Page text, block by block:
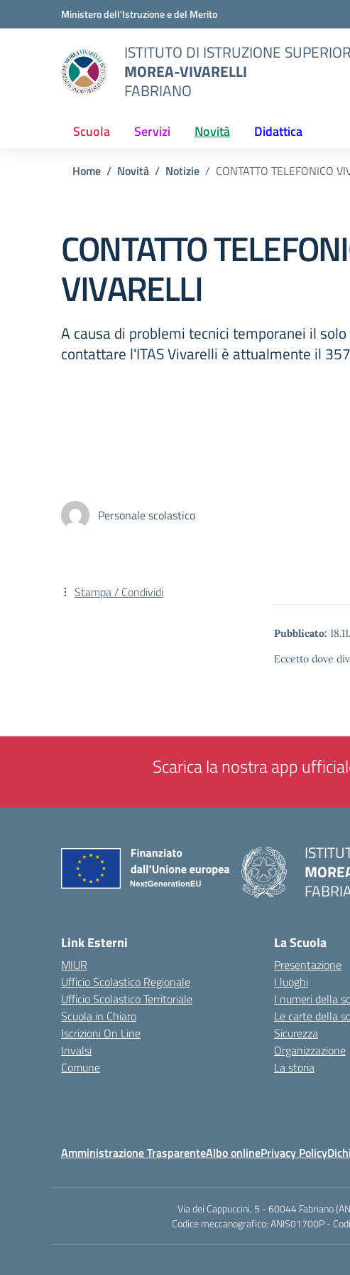
Vai ai contenuti
Vai al menu di navigazioneMinistero dell'Istruzione e del Merito
ISTITUTO DI ISTRUZIONE
MOREA-VIVARELLI
FABRIANO
Scuola Servizi Novità Didattica
Home Novità Notizie CONTATTO TELEFONICO
CONTATTO
VIVARELLI
A causa di problemi tecnici temporanei il
contattare l'ITAS Vivarelli è attualmente il
Personale scolastico
Pubblicato:
Eccetto dove
Stampa / Condividi
Scarica la nostra app
Link Esterni
MIUR
Ufficio Scolastico Regionale
Ufficio Scolastico Territoriale
Scuola in Chiaro
Iscrizioni On Line
Invalsi
Comune
La Scuola
Presentazione
I luoghi
I numeri della
Le carte della
Sicurezza
Organizzazione
La storia
Amministrazione TrasparenteAlbo onlinePrivacy Policy
Via dei Cappuccini, 5 - 60044 Fabriano
Codice meccanografico: ANIS01700P -